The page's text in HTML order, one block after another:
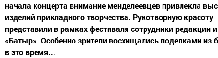
начала концерта внимание менделеевцев привлекла
изделий прикладного творчества. Рукотворную красоту
представили в рамках фестиваля сотрудники
«Батыр». Особенно зрители восхищались поделками из
в это время...